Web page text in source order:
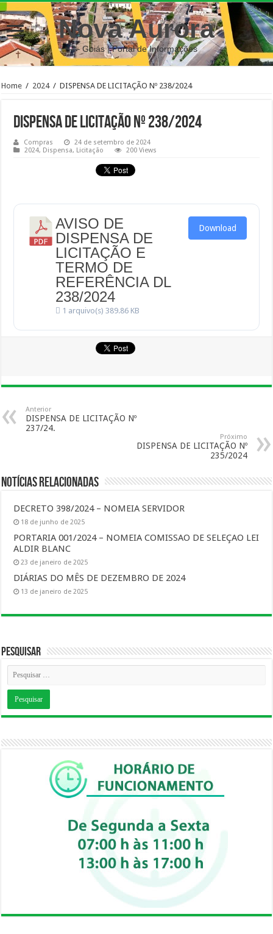
Nova Aurora
– Goiás | Portal de Informações
Home / 2024 / DISPENSA DE LICITAÇÃO Nº 238/2024
DISPENSA DE LICITAÇÃO Nº 238/2024
Compras
24 de setembro de 2024
2024, Dispensa, Licitação 200 Views
AVISO DE
DISPENSA DE
LICITAÇÃO E
TERMO DE
REFERÊNCIA DL
238/2024
1 arquivo(s)389.86 KB
Download
Anterior
DISPENSA DE LICITAÇÃO Nº
237/24.
Próximo
DISPENSA DE LICITAÇÃO Nº
235/2024
Notícias Relacionadas
DECRETO 398/2024 – NOMEIA SERVIDOR
18 de junho de 2025
PORTARIA 001/2024 – NOMEIA COMISSAO DE SELEÇAO LEI
ALDIR BLANC
23 de janeiro de 2025
DIÁRIAS DO MÊS DE DEZEMBRO DE 2024
13 de janeiro de 2025
Pesquisar